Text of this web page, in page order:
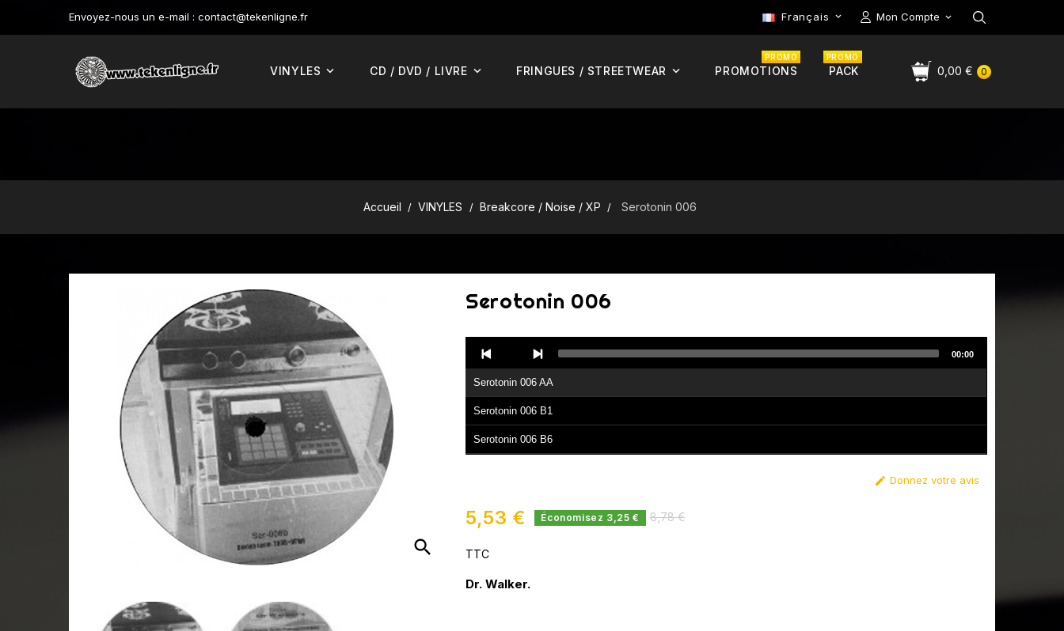
Envoyez-nous un e-mail : contact@tekenligne.fr Mon Compte
Français 
0
0,00 €
VINYLES CD / DVD / LIVRE FRINGUES / STREETWEAR PROMOTIONS
PROMO
PACK
PROMO
Accueil VINYLES Breakcore / Noise / XP Serotonin 006
search
Serotonin 006
Player
Serotonin 006 AA
Serotonin 006 B1
Serotonin 006 B6
00:00
 Donnez votre avis
5,53 € Économisez 3,25 € 8,78 €
TTC
Dr. Walker.